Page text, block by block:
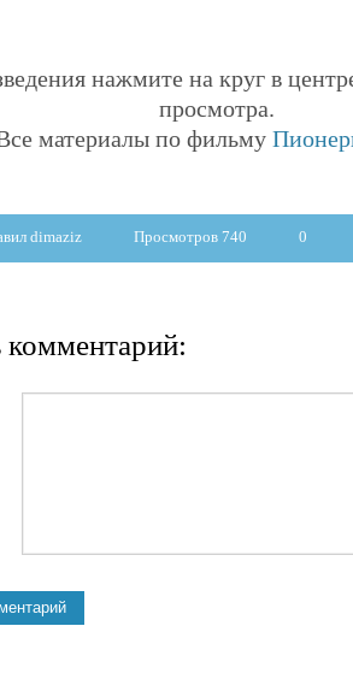
нажмите на круг в
просмотра.
материалы по фильму
dimaziz Просмотров 740 0
комментарий: